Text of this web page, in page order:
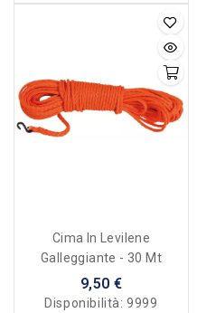
Cima In Levilene
Galleggiante - 30 Mt
9,50 €
Disponibilità:9999